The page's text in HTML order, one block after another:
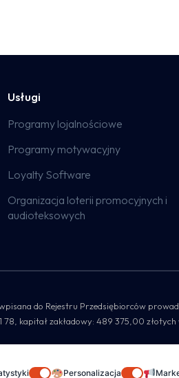
Usługi
Programy lojalnościowe
Programy motywacyjny
Loyalty Software
Organizacja loterii promocyjnych i
audioteksowych
do Rejestru Przedsiębiorców
kapitał zakładowy: 489 375,00 złotych
Personalizacja